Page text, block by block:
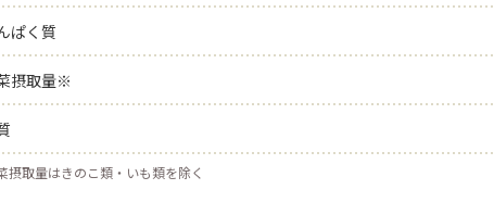
ぱく質
摂取量※
摂取量はきのこ類・いも類を除く